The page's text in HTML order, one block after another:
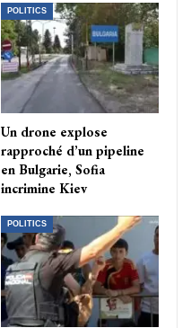
POLITICS
Un drone explose
rapproché d’un pipeline
en Bulgarie, Sofia
incrimine Kiev
POLITICS